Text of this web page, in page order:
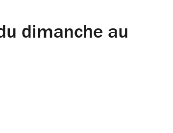
dimanche au